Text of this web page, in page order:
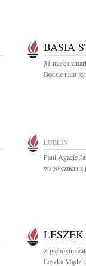
BASIA
31 marca
Będzie nam
LUBLIN
Pani Agacie
współczucia
Z głębokim
Leszka